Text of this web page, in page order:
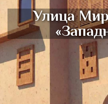
Улица